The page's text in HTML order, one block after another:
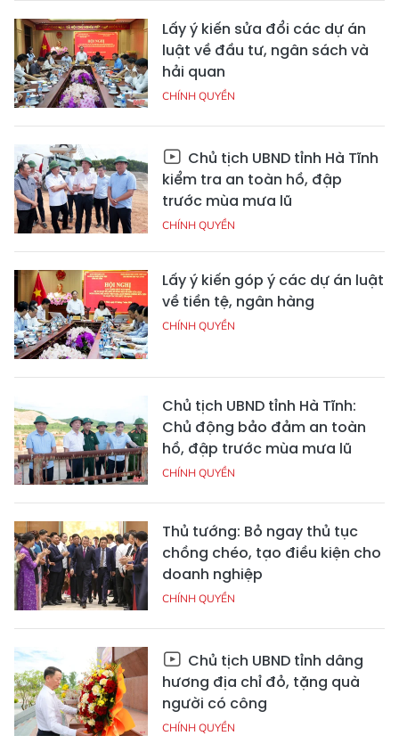
Lấy ý kiến sửa đổi các dự án
luật về đầu tư, ngân sách và
hải quan
CHÍNH QUYỀN
Chủ tịch UBND tỉnh Hà Tĩnh
kiểm tra an toàn hồ, đập
trước mùa mưa lũ
CHÍNH QUYỀN
Lấy ý kiến góp ý các dự án luật
về tiền tệ, ngân hàng
CHÍNH QUYỀN
Chủ tịch UBND tỉnh Hà Tĩnh:
Chủ động bảo đảm an toàn
hồ, đập trước mùa mưa lũ
CHÍNH QUYỀN
Thủ tướng: Bỏ ngay thủ tục
chồng chéo, tạo điều kiện cho
doanh nghiệp
CHÍNH QUYỀN
Chủ tịch UBND tỉnh dâng
hương địa chỉ đỏ, tặng quà
người có công
CHÍNH QUYỀN